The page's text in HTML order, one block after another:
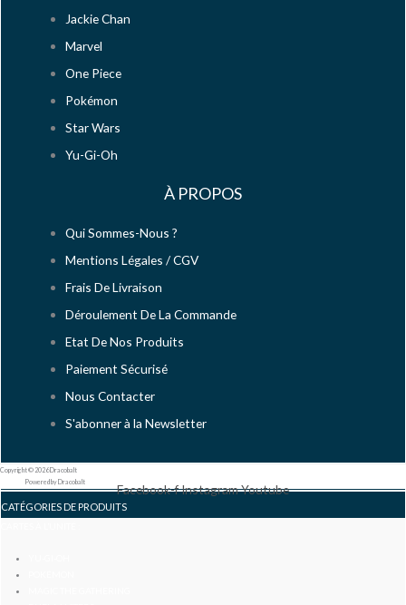
Jackie Chan
Marvel
One Piece
Pokémon
Star Wars
Yu-Gi-Oh
À PROPOS
Qui Sommes-Nous ?
Mentions Légales / CGV
Frais De Livraison
Déroulement De La Commande
Etat De Nos Produits
Paiement Sécurisé
Nous Contacter
S'abonner à la Newsletter
Copyright © 2026 Dracobalt
Powered by Dracobalt
Facebook-fInstagramYoutube
CATÉGORIES DE PRODUITS